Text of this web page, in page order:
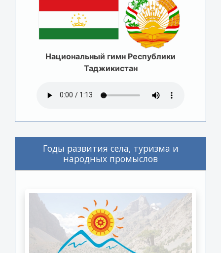
Национальный гимн Республики
Таджикистан
Годы развития села, туризма и
народных промыслов